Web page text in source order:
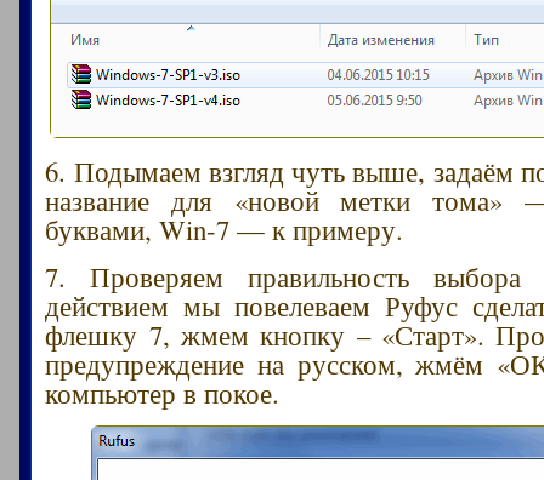
6. Подымаем взгляд чуть выше, задаём
название для «новой метки тома»
буквами, Win-7 — к примеру.
7. Проверяем правильность
действием мы повелеваем Руфус
флешку 7, жмем кнопку – «Старт».
предупреждение на русском, жмём
компьютер в покое.